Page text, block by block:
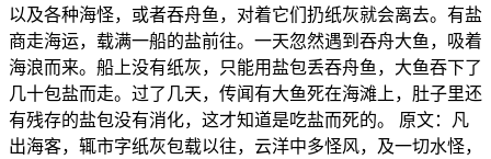
以及各种海怪，或者吞舟鱼，对着它们扔纸灰就会离去。有盐
商走海运，载满一船的盐前往。一天忽然遇到吞舟大鱼，吸着
海浪而来。船上没有纸灰，只能用盐包丢吞舟鱼，大鱼吞下了
几十包盐而走。过了几天，传闻有大鱼死在海滩上，肚子里还
有残存的盐包没有消化，这才知道是吃盐而死的。 原文：凡
出海客，辄市字纸灰包载以往，云洋中多怪风，及一切水怪，